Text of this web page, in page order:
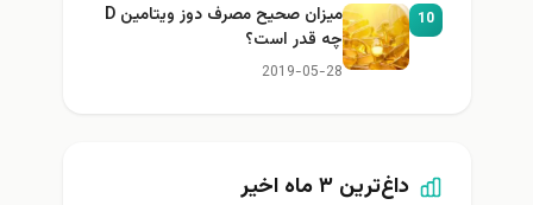
10
میزان صحیح مصرف دوز ویتامین D
چه قدر است؟
2019-05-28
داغ‌ترین ۳ ماه اخیر